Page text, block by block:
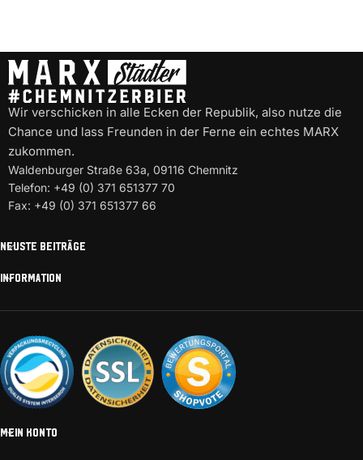
Wir verschicken in alle Ecken der Republik, also nutze die
Chance und lass Freunden in der Ferne ein echtes MARX
zukommen.
Waldenburger Straße 63a, 09116 Chemnitz
Telefon: +49 (0) 371 651377 70
Fax: +49 (0) 371 651377 66
NEUSTE BEITRÄGE
INFORMATION
MEIN KONTO